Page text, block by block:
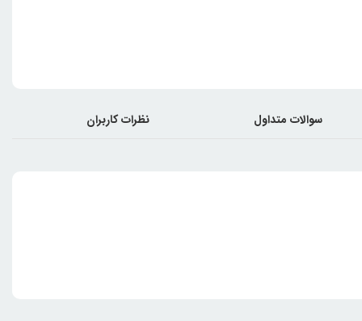
سوالات متداول نظرات کاربران